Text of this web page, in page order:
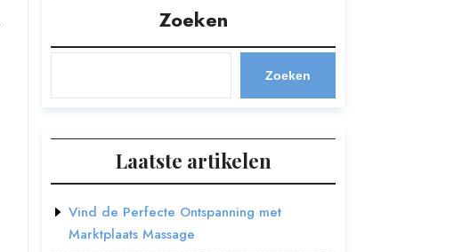
Zoeken
Zoeken
Laatste artikelen
Vind de Perfecte Ontspanning met
Marktplaats Massage